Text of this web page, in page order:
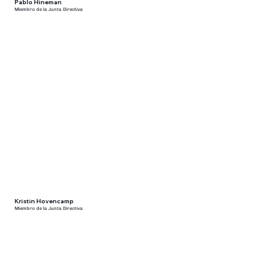
Pablo Hineman
Miembro de la Junta Directiva
Kristin Hovencamp
Miembro de la Junta Directiva